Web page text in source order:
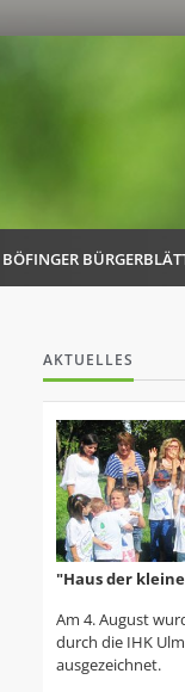
BÖFINGER
AKTUELLES
"Haus der
Am 4. August
durch die IHK
ausgezeichnet.